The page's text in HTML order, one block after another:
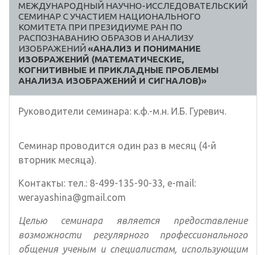
МЕЖДУНАРОДНЫЙ НАУЧНО-ИССЛЕДОВАТЕЛЬСКИЙ
СЕМИНАР С УЧАСТИЕМ НАЦИОНАЛЬНОГО
КОМИТЕТА ПРИ ПРЕЗИДИУМЕ РАН ПО
РАСПОЗНАВАНИЮ ОБРАЗОВ И АНАЛИЗУ
ИЗОБРАЖЕНИЙ «АНАЛИЗ И ПОНИМАНИЕ
ИЗОБРАЖЕНИЙ (МАТЕМАТИЧЕСКИЕ,
КОГНИТИВНЫЕ И ПРИКЛАДНЫЕ ПРОБЛЕМЫ
АНАЛИЗА ИЗОБРАЖЕНИЙ И СИГНАЛОВ)»
Руководители семинара: к.ф.-м.н. И.Б. Гуревич.
Семинар проводится один раз в месяц (4-й
вторник месяца).
Контакты: тел.: 8-499-135-90-33, e-mail:
werayashina@gmail.com
Целью семинара является предоставление
возможности регулярного профессионального
общения ученым и специалистам, использующим